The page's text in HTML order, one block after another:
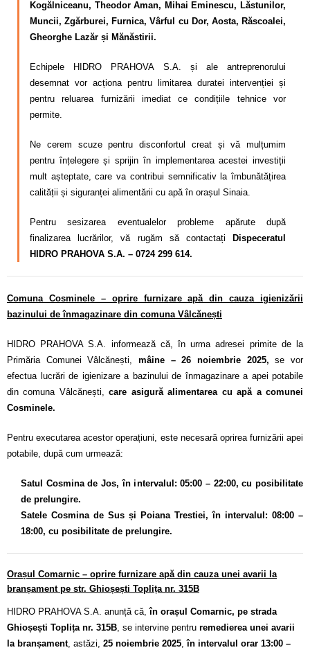
Kogălniceanu, Theodor Aman, Mihai Eminescu, Lăstunilor,
Muncii, Zgărburei, Furnica, Vârful cu Dor, Aosta, Răscoalei,
Gheorghe Lazăr și Mănăstirii.
Echipele HIDRO PRAHOVA S.A. și ale antreprenorului
desemnat vor acționa pentru limitarea duratei intervenției și
pentru reluarea furnizării imediat ce condițiile tehnice vor
permite.
Ne cerem scuze pentru disconfortul creat și vă mulțumim
pentru înțelegere și sprijin în implementarea acestei investiții
mult așteptate, care va contribui semnificativ la îmbunătățirea
calității și siguranței alimentării cu apă în orașul Sinaia.
Pentru sesizarea eventualelor probleme apărute după
finalizarea lucrărilor, vă rugăm să contactați
Dispeceratul
HIDRO PRAHOVA S.A. – 0724 299 614.
Comuna Cosminele – oprire furnizare apă din cauza igienizării
bazinului de înmagazinare din comuna Vâlcănești
HIDRO PRAHOVA S.A. informează că, în urma adresei primite de la
Primăria Comunei Vâlcănești, mâine – 26 noiembrie 2025, se vor
efectua lucrări de igienizare a bazinului de înmagazinare a apei potabile
din comuna Vâlcănești,care asigură alimentarea cu apă a comunei
Cosminele.
Pentru executarea acestor operațiuni, este necesară oprirea furnizării apei
potabile, după cum urmează:
Satul Cosmina de Jos, în intervalul: 05:00 – 22:00, cu posibilitate
de prelungire.
Satele Cosmina de Sus și Poiana Trestiei, în intervalul: 08:00 –
18:00, cu posibilitate de prelungire.
Orașul Comarnic – oprire furnizare apă din cauza unei avarii la
branșament pe str. Ghioșești Toplița nr. 315B
HIDRO PRAHOVA S.A. anunță că,în orașul Comarnic, pe strada
Ghioșești Toplița nr. 315B, se intervine pentru remedierea unei avarii
la branșament, astăzi, 25 noiembrie 2025,în intervalul orar 13:00 –